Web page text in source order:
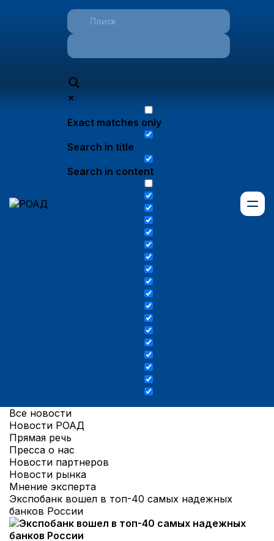
Exact matches only
Search in title
Search in content
Все новости
Новости РОАД
Прямая речь
Пресса о нас
Новости партнеров
Новости рынка
Мнение эксперта
Экспобанк вошел в топ-40 самых надежных
банков России